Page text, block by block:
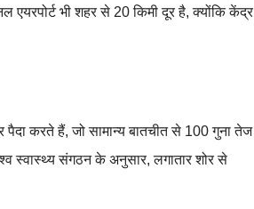
एयरपोर्ट भी शहर से 20 किमी दूर है, क्योंकि केंद्र
करते हैं, जो सामान्य बातचीत से 100 गुना तेज
स्वास्थ्य संगठन के अनुसार, लगातार शोर से